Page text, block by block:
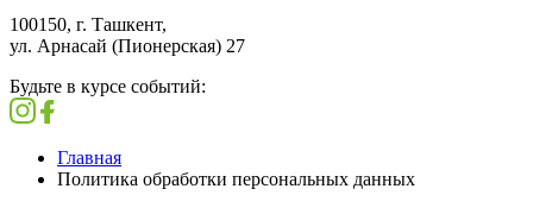
100150, г. Ташкент,
ул. Арнасай (Пионерская) 27
Будьте в курсе событий:
Главная
Политика обработки персональных данных